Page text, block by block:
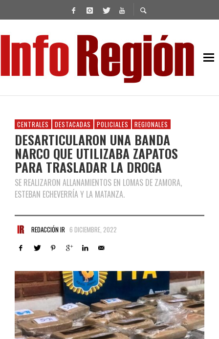
CENTRALES DESTACADAS POLICIALES REGIONALES
DESARTICULARON UNA BANDA
NARCO QUE UTILIZABA ZAPATOS
PARA TRASLADAR LA DROGA
SE REALIZARON ALLANAMIENTOS EN LOMAS DE ZAMORA,
ESTEBAN ECHEVERRÍA Y LA MATANZA.
REDACCIÓN IR 6 DICIEMBRE, 2022